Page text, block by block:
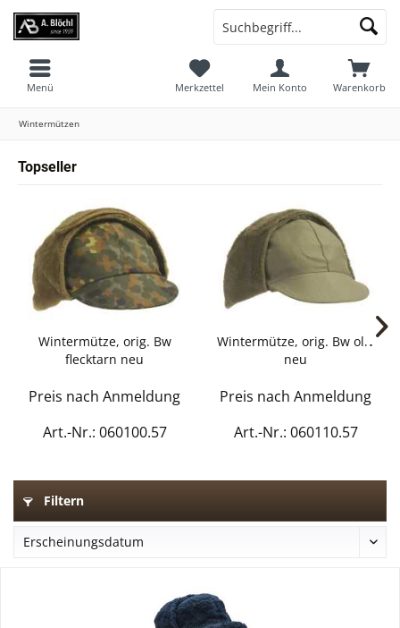
Warenkorb
Merkzettel Mein Konto
Menü
Wintermützen
Topseller
Wintermütze, orig. Bw
flecktarn neu
Preis nach Anmeldung
Art.-Nr.: 060100.57
Wintermütze, orig. Bw oliv
neu
Preis nach Anmeldung
Art.-Nr.: 060110.57
Filtern